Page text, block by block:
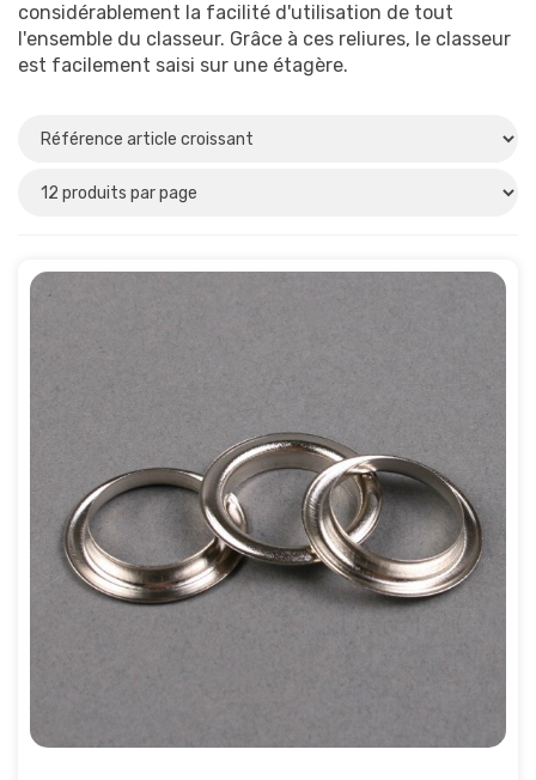
22(2)
23(1)
Acier
Plastique
considérablement la facilité d'utilisation de tout
l'ensemble du classeur. Grâce à ces reliures, le classeur
est facilement saisi sur une étagère.